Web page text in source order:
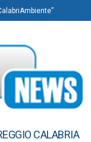
CALABRIA